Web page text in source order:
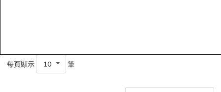
每頁顯示 10 筆